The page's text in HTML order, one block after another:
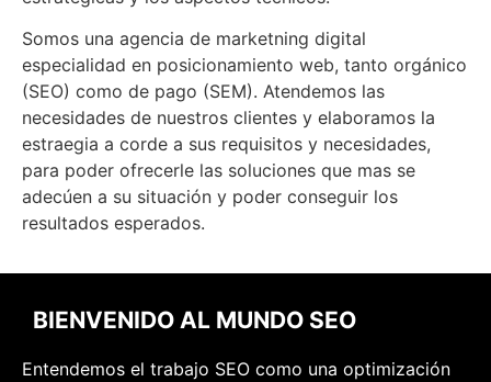
Somos una agencia de marketning digital
especialidad en posicionamiento web, tanto orgánico
(SEO) como de pago (SEM). Atendemos las
necesidades de nuestros clientes y elaboramos la
estraegia a corde a sus requisitos y necesidades,
para poder ofrecerle las soluciones que mas se
adecúen a su situación y poder conseguir los
resultados esperados.
BIENVENIDO AL MUNDO SEO
Entendemos el trabajo SEO como una optimización